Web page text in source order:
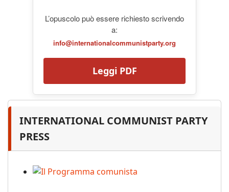
L’opuscolo può essere richiesto scrivendo
a:
info@internationalcommunistparty.org
Leggi PDF
INTERNATIONAL COMMUNIST PARTY
PRESS